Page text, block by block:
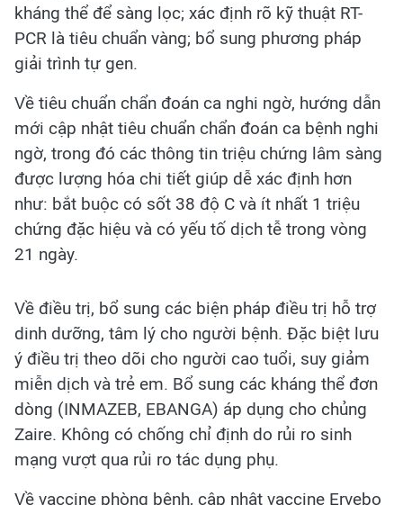
kháng thể để sàng lọc; xác định rõ kỹ thuật RT-
PCR là tiêu chuẩn vàng; bổ sung phương pháp
giải trình tự gen.
Về tiêu chuẩn chẩn đoán ca nghi ngờ, hướng dẫn
mới cập nhật tiêu chuẩn chẩn đoán ca bệnh nghi
ngờ, trong đó các thông tin triệu chứng lâm sàng
được lượng hóa chi tiết giúp dễ xác định hơn
như: bắt buộc có sốt 38 độ C và ít nhất 1 triệu
chứng đặc hiệu và có yếu tố dịch tễ trong vòng
21 ngày.
Về điều trị, bổ sung các biện pháp điều trị hỗ trợ
dinh dưỡng, tâm lý cho người bệnh. Đặc biệt lưu
ý điều trị theo dõi cho người cao tuổi, suy giảm
miễn dịch và trẻ em. Bổ sung các kháng thể đơn
dòng (INMAZEB, EBANGA) áp dụng cho chủng
Zaire. Không có chống chỉ định do rủi ro sinh
mạng vượt qua rủi ro tác dụng phụ.
Về vaccine phòng bệnh, cập nhật vaccine Ervebo